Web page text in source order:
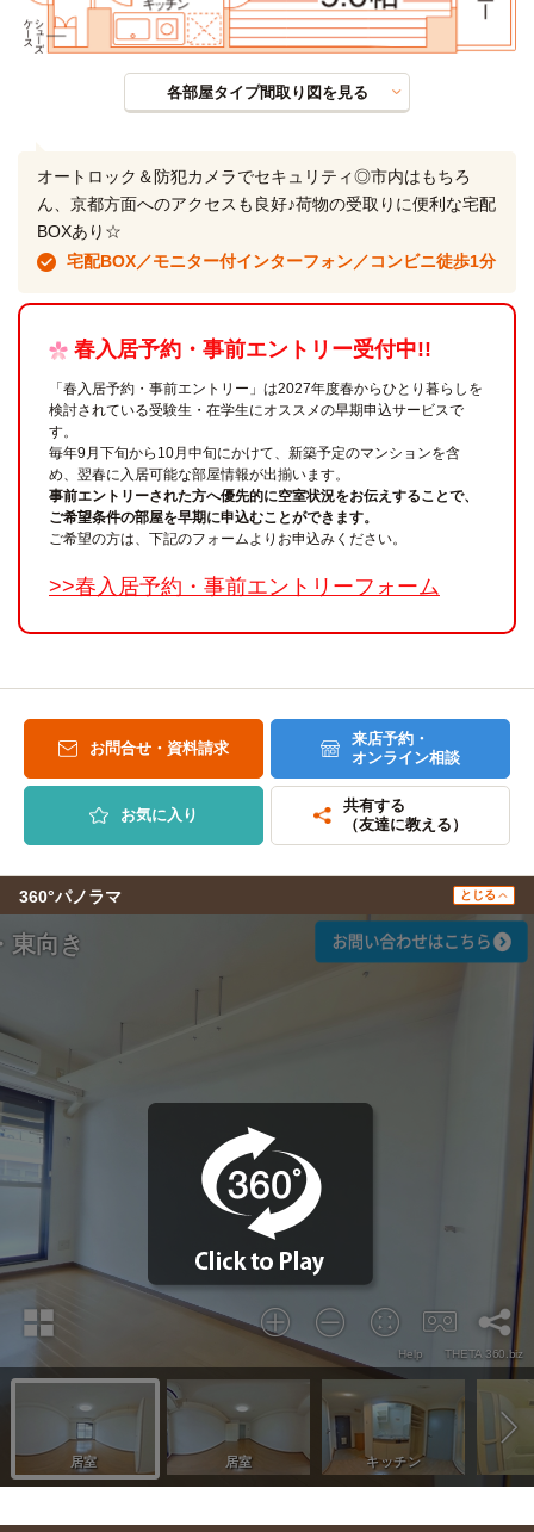
各部屋タイプ間取り図を見る
オートロック＆防犯カメラでセキュリティ◎市内はもちろ
ん、京都方面へのアクセスも良好♪荷物の受取りに便利な宅配
BOXあり☆
宅配BOX／モニター付インターフォン／コンビニ徒歩1分
春入居予約・事前エントリー受付中!!
「春入居予約・事前エントリー」は2027年度春からひとり暮らしを
検討されている受験生・在学生にオススメの早期申込サービスで
す。
毎年9月下旬から10月中旬にかけて、新築予定のマンションを含
め、翌春に入居可能な部屋情報が出揃います。
事前エントリーされた方へ優先的に空室状況をお伝えすることで、
ご希望条件の部屋を早期に申込むことができます。
ご希望の方は、下記のフォームよりお申込みください。
>>春入居予約・事前エントリーフォーム
お問合せ・資料請求
来店予約・
オンライン相談
お気に入り
共有する
（友達に教える）
360°パノラマ とじる